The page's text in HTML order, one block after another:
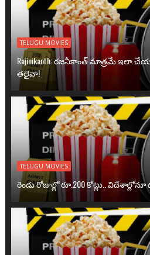
TELUGU MOVIES
Rajinikanth: రజనీకాంత్ మాత్రమే
తలైవా!
TELUGU MOVIES
రెండు రోజుల్లో రూ.200 కోట్లు.. విదేశాల్లోనూ